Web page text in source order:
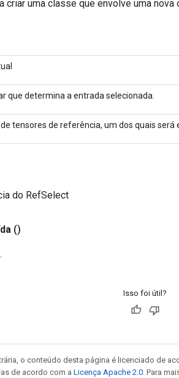
criar uma classe que envolve uma nova
que determina a entrada selecionada.
tensores de referência, um dos quais será
do RefSelect
()
Isso foi útil?
o conteúdo desta página é licenciado de
de acordo com a Licença Apache 2.0 . Para